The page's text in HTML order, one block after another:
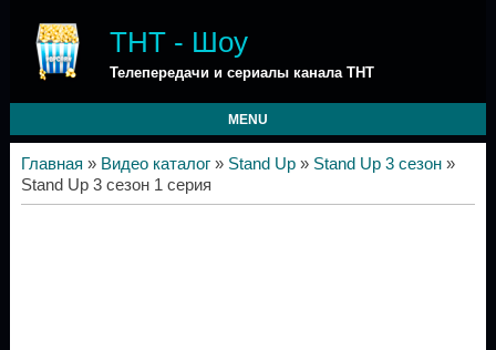
ТНТ - Шоу
Телепередачи и сериалы канала ТНТ
MENU
Главная » Видео каталог» Stand Up» Stand Up 3 сезон»
Stand Up 3 сезон 1 серия